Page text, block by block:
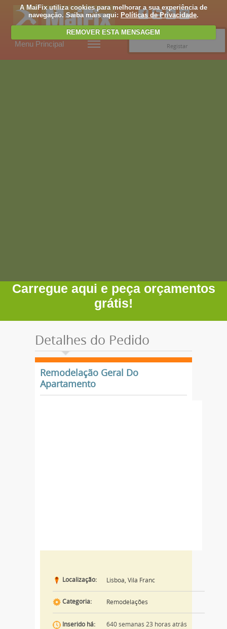
A MaiFix utiliza cookies para melhorar a sua experiência de
navegação. Saiba mais aqui: Políticas de Privacidade.
REMOVER ESTA MENSAGEM
Menu Principal
Registar
Carregue aqui e peça orçamentos
grátis!
Detalhes do Pedido
Remodelação Geral Do
Apartamento
Localização: Lisboa, Vila Franc
Categoria: Remodelações
Inserido há: 640 semanas 23 horas atrás